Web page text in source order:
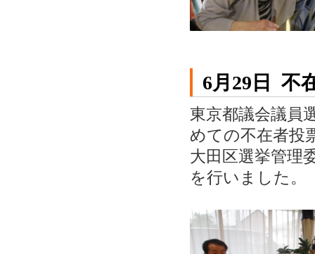
6月29日 不
東京都議会議員
めての不在者投
大田区選挙管理
を行いました。